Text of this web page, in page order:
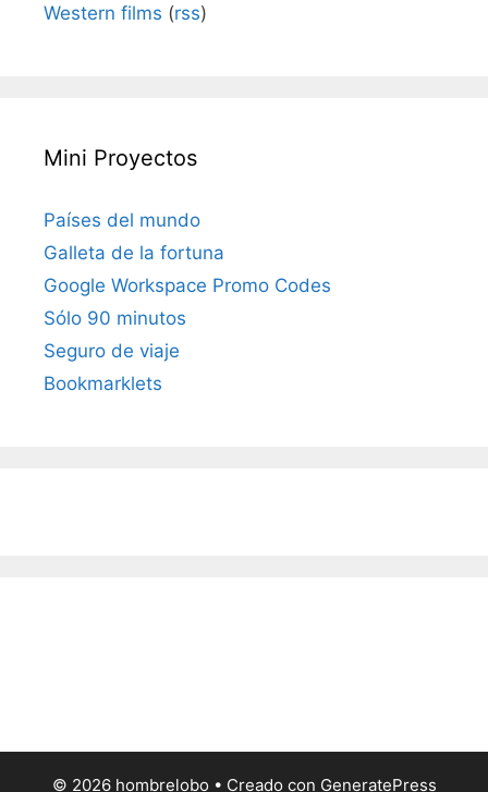
Western films (rss)
Mini Proyectos
Países del mundo
Galleta de la fortuna
Google Workspace Promo Codes
Sólo 90 minutos
Seguro de viaje
Bookmarklets
© 2026 hombrelobo • Creado con GeneratePress